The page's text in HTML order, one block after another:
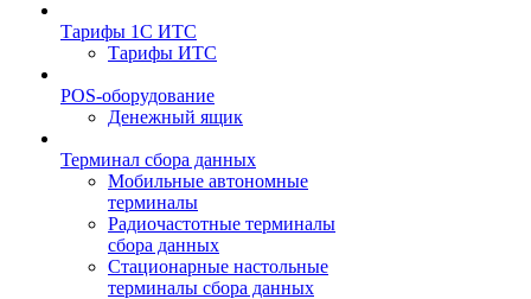
Тарифы 1С ИТС
Тарифы ИТС
POS-оборудование
Денежный ящик
Терминал сбора данных
Мобильные автономные
терминалы
Радиочастотные терминалы
сбора данных
Стационарные настольные
терминалы сбора данных